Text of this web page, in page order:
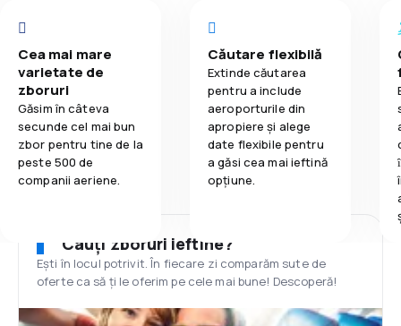
Cea mai mare
varietate de
zboruri
Găsim în câteva
secunde cel mai bun
zbor pentru tine de la
peste 500 de
companii aeriene.
Căutare flexibilă
Extinde căutarea
pentru a include
aeroporturile din
apropiere și alege
date flexibile pentru
a găsi cea mai ieftină
opțiune.
Cauți zboruri ieftine?
Ești în locul potrivit. În fiecare zi comparăm sute de
oferte ca să ți le oferim pe cele mai bune! Descoperă!